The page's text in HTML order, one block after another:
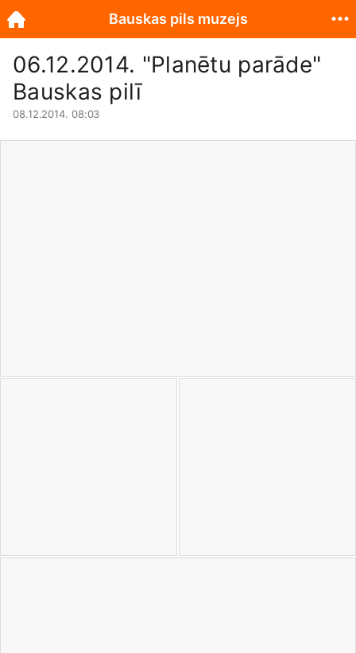
06.12.2014. "Planētu parāde"
Bauskas pilī
08.12.2014. 08:03
Bauskas pils muzejs